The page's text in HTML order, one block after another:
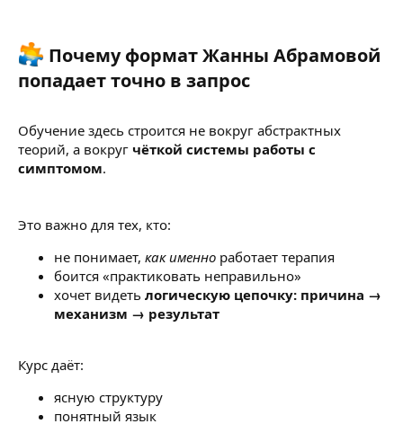
Почему формат Жанны Абрамовой
попадает точно в запрос​
Обучение здесь строится не вокруг абстрактных
теорий, а вокруг чёткой системы работы с
симптомом.
Это важно для тех, кто:
не понимает, как именно работает терапия
боится «практиковать неправильно»
хочет видеть логическую цепочку: причина →
механизм → результат
Курс даёт:
ясную структуру
понятный язык